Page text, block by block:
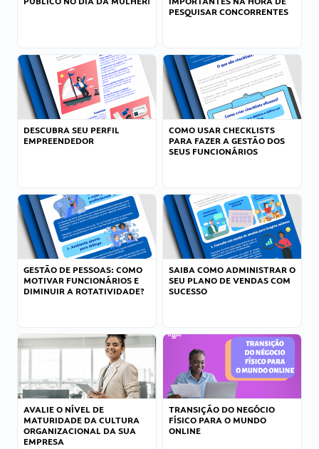
PESQUISAR CONCORRENTES
DESCUBRA SEU PERFIL
EMPREENDEDOR
COMO USAR CHECKLISTS
PARA FAZER A GESTÃO DOS
SEUS FUNCIONÁRIOS
GESTÃO DE PESSOAS: COMO
MOTIVAR FUNCIONÁRIOS E
DIMINUIR A ROTATIVIDADE?
SAIBA COMO ADMINISTRAR O
SEU PLANO DE VENDAS COM
SUCESSO
AVALIE O NÍVEL DE
MATURIDADE DA CULTURA
ORGANIZACIONAL DA SUA
EMPRESA
TRANSIÇÃO DO NEGÓCIO
FÍSICO PARA O MUNDO
ONLINE